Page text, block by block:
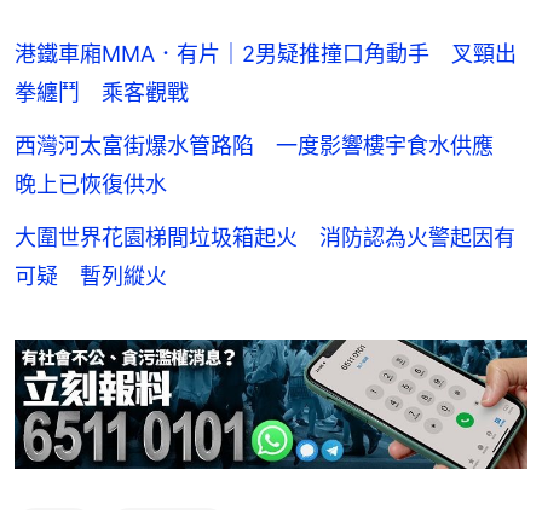
港鐵車廂MMA．有片｜2男疑推撞口角動手 叉頸出
拳纏鬥 乘客觀戰
西灣河太富街爆水管路陷 一度影響樓宇食水供應
晚上已恢復供水
大圍世界花園梯間垃圾箱起火 消防認為火警起因有
可疑 暫列縱火